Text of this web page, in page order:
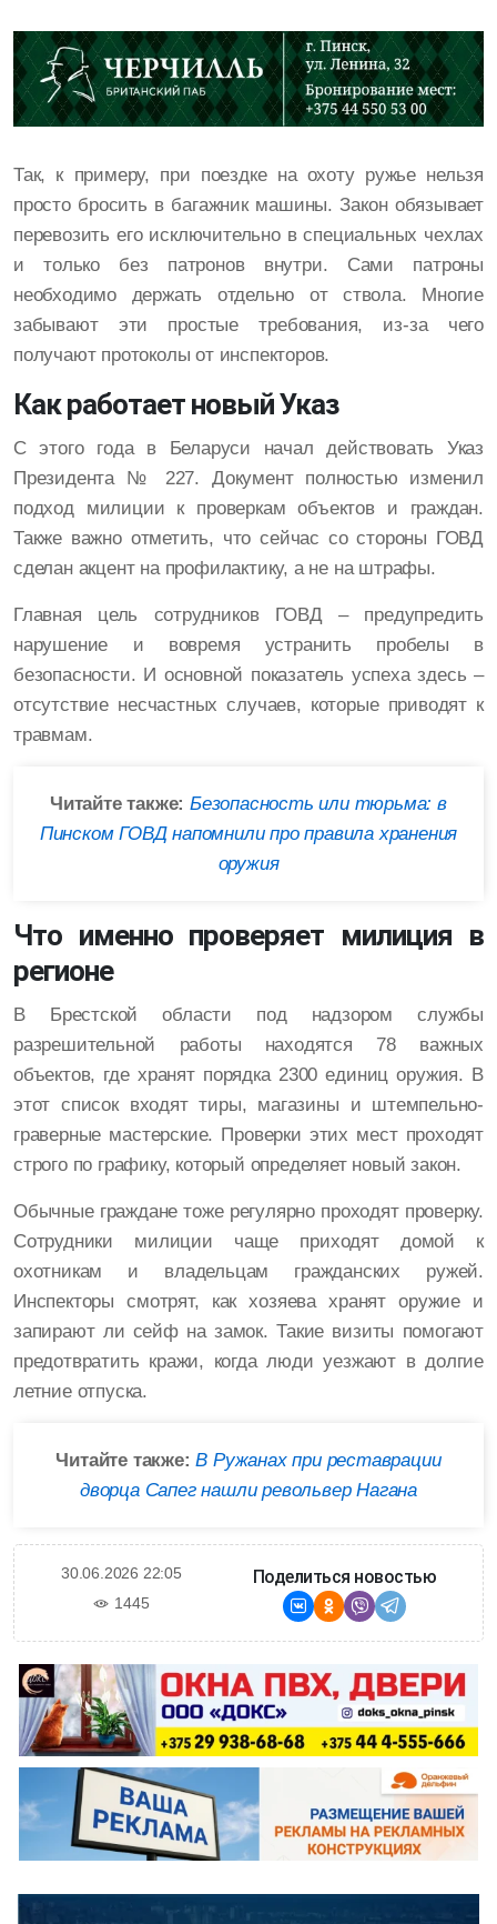
Так, к примеру, при поездке на охоту ружье нельзя
просто бросить в багажник машины. Закон обязывает
перевозить его исключительно в специальных чехлах
и только без патронов внутри. Сами патроны
необходимо держать отдельно от ствола. Многие
забывают эти простые требования, из-за чего
получают протоколы от инспекторов.
Как работает новый Указ
С этого года в Беларуси начал действовать Указ
Президента № 227. Документ полностью изменил
подход милиции к проверкам объектов и граждан.
Также важно отметить, что сейчас со стороны ГОВД
сделан акцент на профилактику, а не на штрафы.
Главная цель сотрудников ГОВД – предупредить
нарушение и вовремя устранить пробелы в
безопасности. И основной показатель успеха здесь –
отсутствие несчастных случаев, которые приводят к
травмам.
Читайте также:Безопасность или тюрьма: в
Пинском ГОВД напомнили про правила хранения
оружия
Что именно проверяет милиция в
регионе
В Брестской области под надзором службы
разрешительной работы находятся 78 важных
объектов, где хранят порядка 2300 единиц оружия. В
этот список входят тиры, магазины и штемпельно-
граверные мастерские. Проверки этих мест проходят
строго по графику, который определяет новый закон.
Обычные граждане тоже регулярно проходят проверку.
Cотрудники милиции чаще приходят домой к
охотникам и владельцам гражданских ружей.
Инспекторы смотрят, как хозяева хранят оружие и
запирают ли сейф на замок. Такие визиты помогают
предотвратить кражи, когда люди уезжают в долгие
летние отпуска.
Читайте также:В Ружанах при реставрации
дворца Сапег нашли револьвер Нагана
30.06.2026 22:05
1445
Поделиться новостью